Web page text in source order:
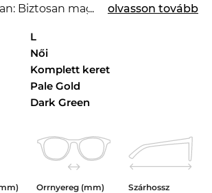
Biztosan magadra vonzol egy-
úgyhogy ezzel a szemüveggel
lehetsz. A PR 65ZS az Edel-Optics
stílusokban is kapható a
kollekcióiban.
hölgyeknek. Mint minden
a boltunkban, nyugodtan
... olvasson tovább
L
Női
Komplett keret
Pale Gold
Dark Green
Orrnyereg (mm)
Szárhossz